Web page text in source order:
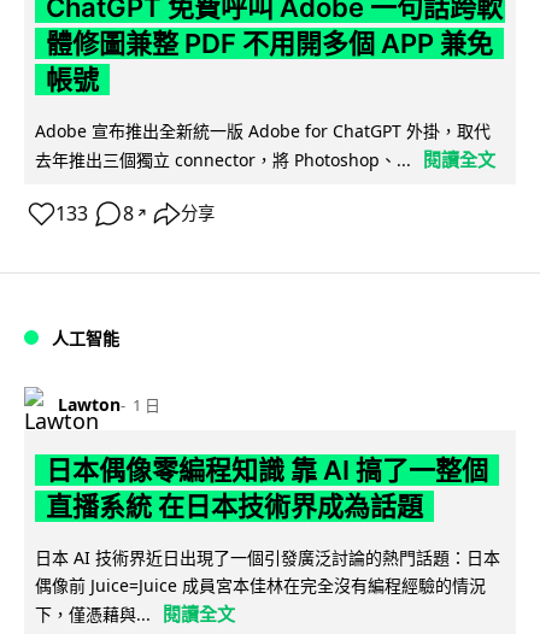
ChatGPT 免費呼叫 Adobe 一句話跨軟
體修圖兼整 PDF 不用開多個 APP 兼免
帳號
Adobe 宣布推出全新統一版 Adobe for ChatGPT 外掛，取代
去年推出三個獨立 connector，將 Photoshop、...
閱讀全文
133 8 ↗ 分享
人工智能
Lawton 1 日
日本偶像零編程知識 靠 AI 搞了一整個
直播系統 在日本技術界成為話題
日本 AI 技術界近日出現了一個引發廣泛討論的熱門話題：日本
偶像前 Juice=Juice 成員宮本佳林在完全沒有編程經驗的情況
下，僅憑藉與...
閱讀全文